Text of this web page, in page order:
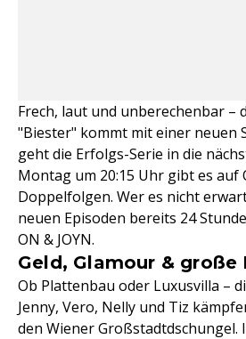
Frech, laut und unberechenbar –
"Biester" kommt mit einer neuen
geht die Erfolgs-Serie in die
Montag um 20:15 Uhr gibt es auf
Doppelfolgen. Wer es nicht
neuen Episoden bereits 24
ON & JOYN.
Geld, Glamour & große
Ob Plattenbau oder Luxusvilla –
Jenny, Vero, Nelly und Tiz
den Wiener Großstadtdschungel.